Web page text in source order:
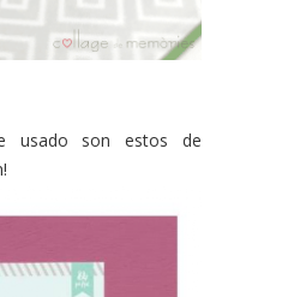
usado son estos de